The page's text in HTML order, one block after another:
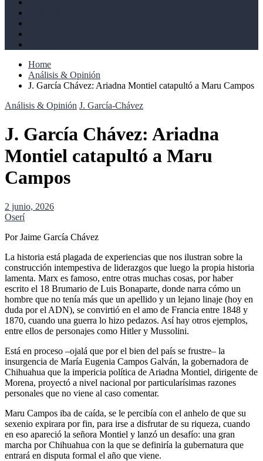
Home
Análisis & Opinión
J. García Chávez: Ariadna Montiel catapultó a Maru Campos
Análisis & Opinión J. García-Chávez
J. García Chávez: Ariadna
Montiel catapultó a Maru
Campos
2 junio, 2026
Oserí
Por Jaime García Chávez
La historia está plagada de experiencias que nos ilustran sobre la
construcción intempestiva de liderazgos que luego la propia historia
lamenta. Marx es famoso, entre otras muchas cosas, por haber
escrito el 18 Brumario de Luis Bonaparte, donde narra cómo un
hombre que no tenía más que un apellido y un lejano linaje (hoy en
duda por el ADN), se convirtió en el amo de Francia entre 1848 y
1870, cuando una guerra lo hizo pedazos. Así hay otros ejemplos,
entre ellos de personajes como Hitler y Mussolini.
Está en proceso –ojalá que por el bien del país se frustre– la
insurgencia de María Eugenia Campos Galván, la gobernadora de
Chihuahua que la impericia política de Ariadna Montiel, dirigente de
Morena, proyectó a nivel nacional por particularísimas razones
personales que no viene al caso comentar.
Maru Campos iba de caída, se le percibía con el anhelo de que su
sexenio expirara por fin, para irse a disfrutar de su riqueza, cuando
en eso apareció la señora Montiel y lanzó un desafío: una gran
marcha por Chihuahua con la que se definiría la gubernatura que
entrará en disputa formal el año que viene.